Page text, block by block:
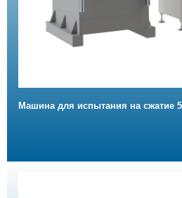
Машина для испытания на сжатие